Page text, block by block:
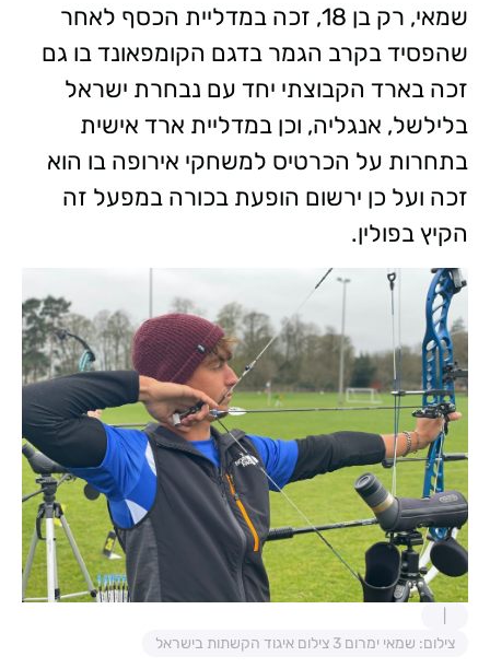
שמאי, רק בן 18, זכה במדליית הכסף לאחר
שהפסיד בקרב הגמר בדגם הקומפאונד בו גם
זכה בארד הקבוצתי יחד עם נבחרת ישראל
בלילשל, אנגליה, וכן במדליית ארד אישית
בתחרות על הכרטיס למשחקי אירופה בו הוא
זכה ועל כן ירשום הופעת בכורה במפעל זה
הקיץ בפולין.
צילום: שמאי ימרום 3 צילום איגוד הקשתות בישראל